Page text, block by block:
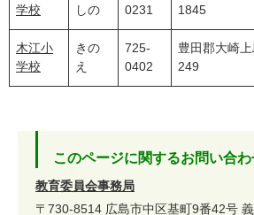
学校
しの
0231
1845
木江小
学校
きの
え
725-
0402
豊田郡大崎
249
このページに関するお問い合
教育委員会事務局
〒730-8514 広島市中区基町9番42号